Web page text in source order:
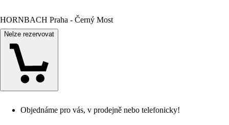
HORNBACH Praha - Černý Most
Nelze rezervovat
Objednáme pro vás, v prodejně nebo telefonicky!